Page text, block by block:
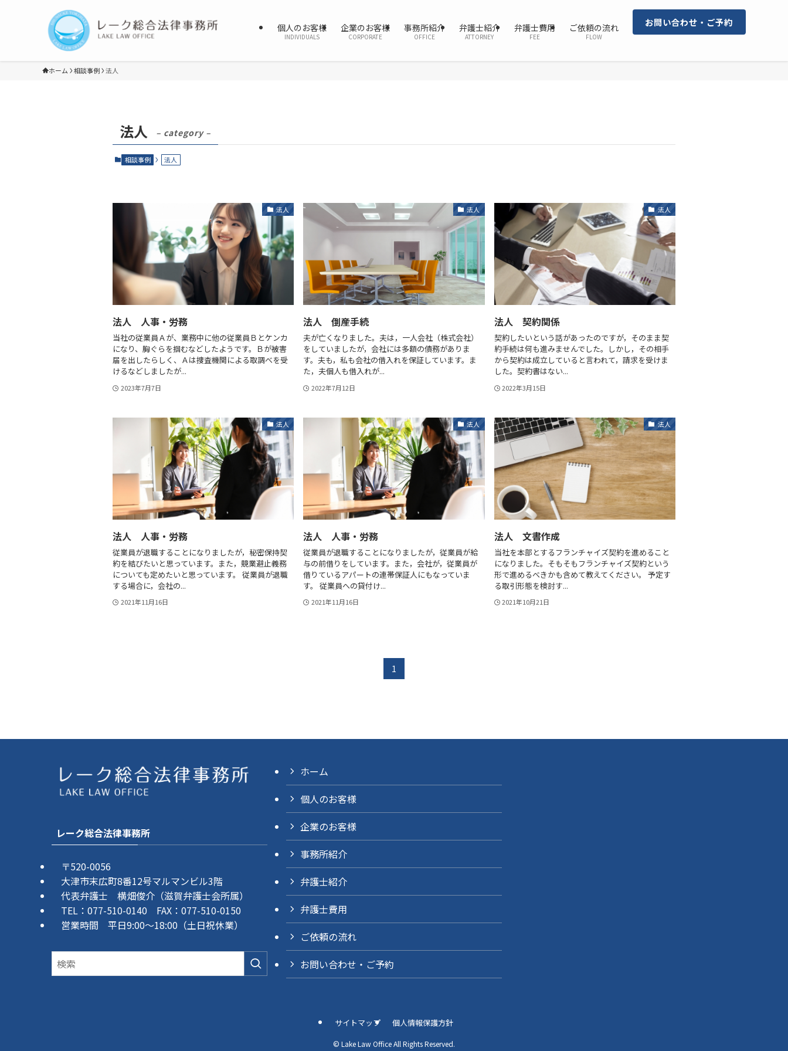
個人のお客様
INDIVIDUALS
企業のお客様
CORPORATE
事務所紹介
OFFICE
弁護士紹介
ATTORNEY
弁護士費用
FEE
ご依頼の流れ
FLOW
お問い合わせ・ご予約
ホーム 相談事例 法人
法人 – category –
相談事例 法人
法人
法人 人事・労務
当社の従業員Ａが、業務中に他の従業員Ｂとケンカ
になり、胸ぐらを掴むなどしたようです。Ｂが被害
届を出したらしく、Ａは捜査機関による取調べを受
けるなどしましたが...
2023年7月7日
法人
法人 倒産手続
夫が亡くなりました。夫は，一人会社（株式会社）
をしていましたが，会社には多額の債務がありま
す。夫も，私も会社の借入れを保証しています。ま
た，夫個人も借入れが...
2022年7月12日
法人
法人 契約関係
契約したいという話があったのですが，そのまま契
約手続は何も進みませんでした。しかし，その相手
から契約は成立していると言われて，請求を受けま
した。契約書はない...
2022年3月15日
法人
法人 人事・労務
従業員が退職することになりましたが，秘密保持契
約を結びたいと思っています。また，競業避止義務
についても定めたいと思っています。 従業員が退職
する場合に，会社の...
2021年11月16日
法人
法人 人事・労務
従業員が退職することになりましたが，従業員が給
与の前借りをしています。また，会社が，従業員が
借りているアパートの連帯保証人にもなっていま
す。 従業員への貸付け...
2021年11月16日
法人
法人 文書作成
当社を本部とするフランチャイズ契約を進めること
になりました。そもそもフランチャイズ契約という
形で進めるべきかも含めて教えてください。 予定す
る取引形態を検討す...
2021年10月21日
1
レーク総合法律事務所
〒520-0056
大津市末広町8番12号マルマンビル3階
代表弁護士 横畑俊介（滋賀弁護士会所属）
TEL：077-510-0140 FAX：077-510-0150
営業時間 平日9:00～18:00（土日祝休業）
ホーム
個人のお客様
企業のお客様
事務所紹介
弁護士紹介
弁護士費用
ご依頼の流れ
お問い合わせ・ご予約
サイトマップ 個人情報保護方針
© Lake Law Office All Rights Reserved.